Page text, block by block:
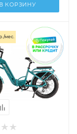
В КОРЗИНУ
мес.